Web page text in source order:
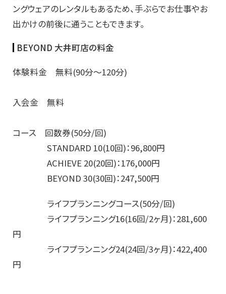
ングウェアのレンタルもあるため、手ぶらでお仕事やお
出かけの前後に通うこともできます。
BEYOND 大井町店の料金
体験料金 無料(90分～120分)
入会金 無料
コース 回数券(50分/回)
STANDARD 10(10回)：96,800円
ACHIEVE 20(20回)：176,000円
BEYOND 30(30回)：247,500円
ライフプランニングコース(50分/回)
ライフプランニング16(16回/2ヶ月)：281,600
円
ライフプランニング24(24回/3ヶ月)：422,400
円